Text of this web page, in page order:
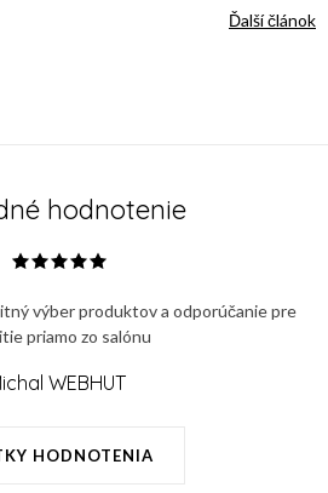
Ďalší článok
hodnotenie
HODNOTENIA
výber produktov a odporúčanie pre
priamo zo salónu
WEBHUT